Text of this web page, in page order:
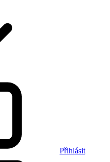
Přihlásit